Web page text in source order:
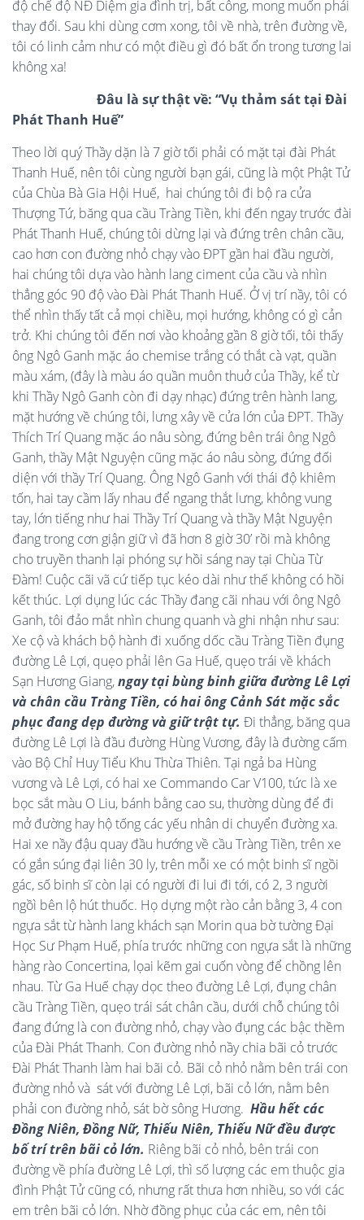
độ chế độ NĐ Diệm gia đình trị, bất công, mong muốn phải
thay đổi. Sau khi dùng cơm xong, tôi về nhà, trên đường về,
tôi có linh cảm như có một điều gì đó bất ổn trong tương lai
không xa!
Đâu là sự thật về: “Vụ thảm sát tại Đài
Phát Thanh Huế”
Theo lời quý Thầy dặn là 7 giờ tối phải có mặt tại đài Phát
Thanh Huế, nên tôi cùng người bạn gái, cũng là một Phật Tử
của Chùa Bà Gia Hội Huế, hai chúng tôi đi bộ ra cửa
Thượng Tứ, băng qua cầu Tràng Tiền, khi đến ngay trước đài
Phát Thanh Huế, chúng tôi dừng lại và đứng trên chân cầu,
cao hơn con đường nhỏ chạy vào ĐPT gần hai đầu người,
hai chúng tôi dựa vào hành lang ciment của cầu và nhìn
thẳng góc 90 độ vào Đài Phát Thanh Huế. Ở vị trí nầy, tôi có
thể nhìn thấy tất cả mọi chiều, mọi hướng, không có gì cản
trở. Khi chúng tôi đến nơi vào khoảng gần 8 giờ tối, tôi thấy
ông Ngô Ganh mặc áo chemise trắng có thắt cà vạt, quần
màu xám, (đây là màu áo quần muôn thuở của Thầy, kể từ
khi Thầy Ngô Ganh còn đi dạy nhạc) đứng trên hành lang,
mặt hướng về chúng tôi, lưng xây về cửa lớn của ĐPT. Thầy
Thích Trí Quang mặc áo nâu sòng, đứng bên trái ông Ngô
Ganh, thầy Mật Nguyện cũng mặc áo nâu sòng, đứng đối
diện với thầy Trí Quang. Ông Ngô Ganh với thái độ khiêm
tốn, hai tay cầm lấy nhau để ngang thắt lưng, không vung
tay, lớn tiếng như hai Thầy Trí Quang và thầy Mật Nguyện
đang trong cơn giận giữ vì đã hơn 8 giờ 30’ rồi mà không
cho truyền thanh lại phóng sự hồi sáng nay tại Chùa Từ
Đàm! Cuộc cãi vã cứ tiếp tục kéo dài như thế không có hồi
kết thúc. Lợi dụng lúc các Thầy đang cãi nhau với ông Ngô
Ganh, tôi đảo mắt nhìn chung quanh và ghi nhận như sau:
Xe cộ và khách bộ hành đi xuống dốc cầu Tràng Tiền đụng
đường Lê Lợi, quẹo phải lên Ga Huế, quẹo trái về khách
Sạn Hương Giang,ngay tại bùng binh giữa đường Lê Lợi
và chân cầu Tràng Tiền, có hai ông Cảnh Sát mặc sắc
phục đang dẹp đường và giữ trật tự. Đi thẳng, băng qua
đường Lê Lợi là đầu đường Hùng Vương, đây là đường cấm
vào Bộ Chỉ Huy Tiểu Khu Thừa Thiên. Tại ngả ba Hùng
vương và Lê Lợi, có hai xe Commando Car V100, tức là xe
bọc sắt màu O Liu, bánh bằng cao su, thường dùng để đi
mở đường hay hộ tống các yếu nhân di chuyển đường xa.
Hai xe nầy đậu quay đầu hướng về cầu Tràng Tiền, trên xe
có gắn súng đại liên 30 ly, trên mỗi xe có một binh sĩ ngồi
gác, số binh sĩ còn lại có người đi lui đi tới, có 2, 3 người
ngồì bên lộ hút thuốc. Họ dựng một rào cản bằng 3, 4 con
ngựa sắt từ hành lang khách sạn Morin qua bờ tường Đại
Học Sư Phạm Huế, phía trước những con ngựa sắt là những
hàng rào Concertina, lọai kẽm gai cuốn vòng để chồng lên
nhau. Từ Ga Huế chạy dọc theo đường Lê Lợi, đụng chân
cầu Tràng Tiền, quẹo trái sát chân cầu, dưới chỗ chúng tôi
đang đứng là con đường nhỏ, chạy vào đụng các bậc thềm
của Đài Phát Thanh. Con đường nhỏ nầy chia bãi cỏ trước
Đài Phát Thanh làm hai bãi cỏ. Bãi cỏ nhỏ nằm bên trái con
đường nhỏ và sát với đường Lê Lợi, bãi cỏ lớn, nằm bên
phải con đường nhỏ, sát bờ sông Hương. Hầu hết các
Đồng Niên, Đồng Nữ, Thiếu Niên, Thiếu Nữ đều được
bố trí trên bãi cỏ lớn. Riêng bãi cỏ nhỏ, bên trái con
đường về phía đường Lê Lợi, thì số lượng các em thuộc gia
đình Phật Tử cũng có, nhưng rất thưa hơn nhiều, so với các
em trên bãi cỏ lớn. Nhờ đồng phục của các em, nên tôi